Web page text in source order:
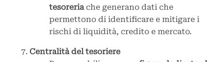
tesoreriache generano dati che
permettono di identificare e mitigare i
rischi di liquidità, credito e mercato.
Centralità del tesoriere